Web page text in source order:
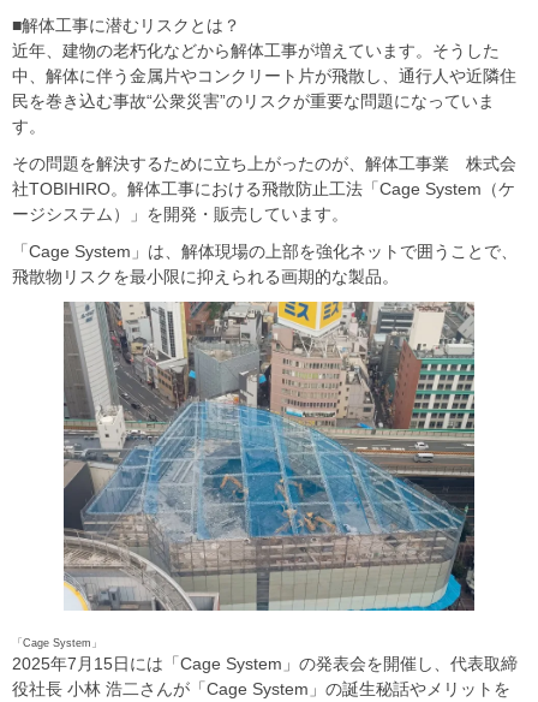
■解体工事に潜むリスクとは？
近年、建物の老朽化などから解体工事が増えています。そうした
中、解体に伴う金属片やコンクリート片が飛散し、通行人や近隣住
民を巻き込む事故“公衆災害”のリスクが重要な問題になっていま
す。
その問題を解決するために立ち上がったのが、解体工事業 株式会
社TOBIHIRO。解体工事における飛散防止工法「Cage System（ケ
ージシステム）」を開発・販売しています。
「Cage System」は、解体現場の上部を強化ネットで囲うことで、
飛散物リスクを最小限に抑えられる画期的な製品。
「Cage System」
2025年7月15日には「Cage System」の発表会を開催し、代表取締
役社長 小林 浩二さんが「Cage System」の誕生秘話やメリットを